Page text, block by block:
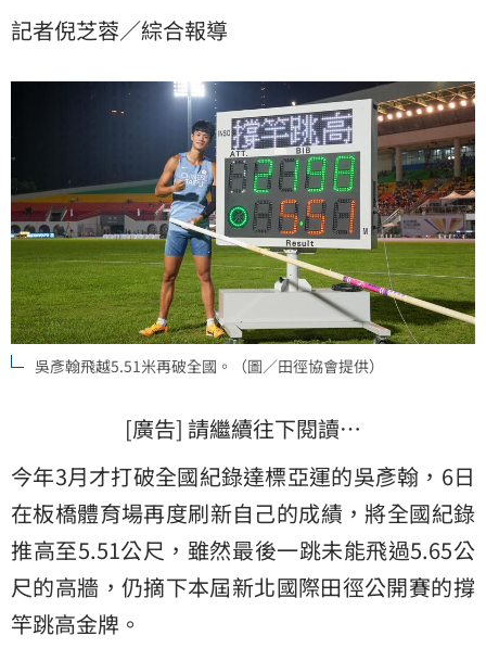
記者倪芝蓉／綜合報導
吳彥翰飛越5.51米再破全國。（圖／田徑協會提供）
[廣告] 請繼續往下閱讀…
今年3月才打破全國紀錄達標亞運的吳彥翰，6日
在板橋體育場再度刷新自己的成績，將全國紀錄
推高至5.51公尺，雖然最後一跳未能飛過5.65公
尺的高牆，仍摘下本屆新北國際田徑公開賽的撐
竿跳高金牌。